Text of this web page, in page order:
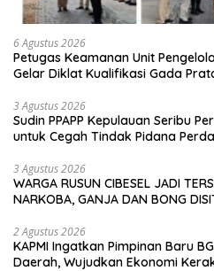
6 Agustus 2026
Petugas Keamanan Unit
Gelar Diklat Kualifikasi Gada
Jaya*
3 Agustus 2026
Sudin PPAPP Kepulauan Seribu
untuk Cegah Tindak Pidana
3 Agustus 2026
WARGA RUSUN CIBESEL JADI
NARKOBA, GANJA DAN BONG
2 Agustus 2026
KAPMI Ingatkan Pimpinan Baru
Daerah, Wujudkan Ekonomi